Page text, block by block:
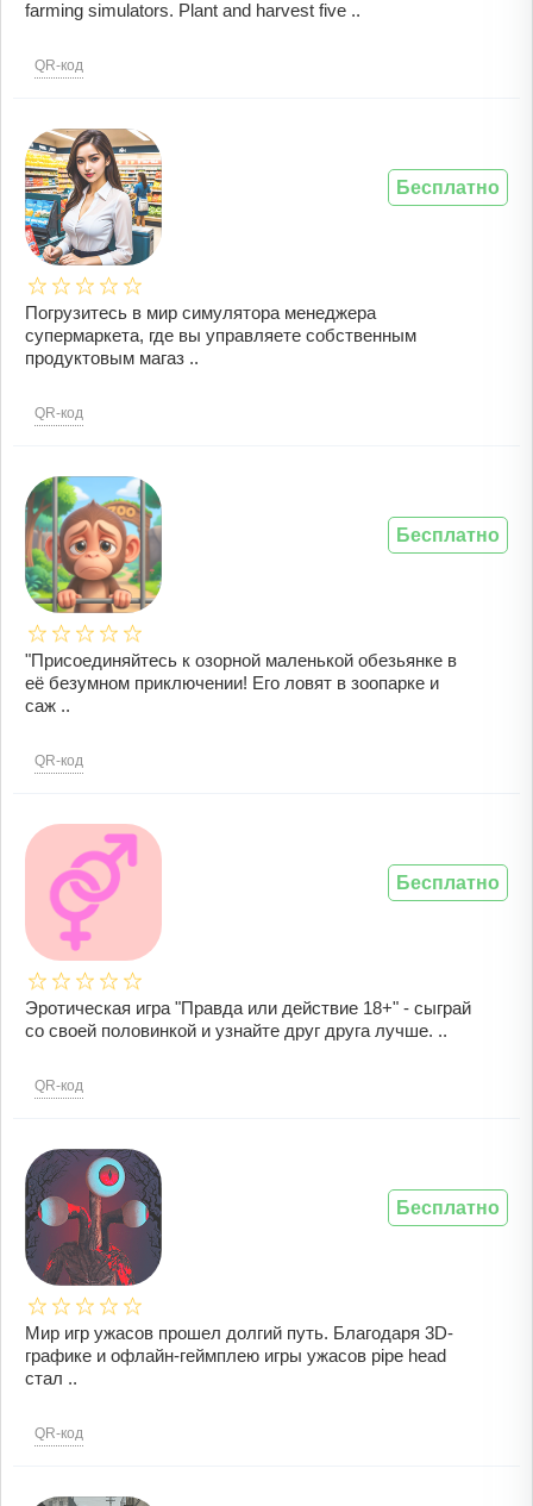
farming simulators. Plant and harvest five ..
QR-код
Погрузитесь в мир симулятора менеджера
супермаркета, где вы управляете собственным
продуктовым магаз ..
QR-код
Бесплатно
"Присоединяйтесь к озорной маленькой обезьянке в
её безумном приключении! Его ловят в зоопарке и
саж ..
QR-код
Бесплатно
Эротическая игра "Правда или действие 18+" - сыграй
со своей половинкой и узнайте друг друга лучше. ..
QR-код
Бесплатно
Мир игр ужасов прошел долгий путь. Благодаря 3D-
графике и офлайн-геймплею игры ужасов pipe head
стал ..
QR-код
Бесплатно